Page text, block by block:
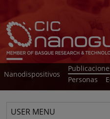
Nanodispositivos
Personas
USER MENU